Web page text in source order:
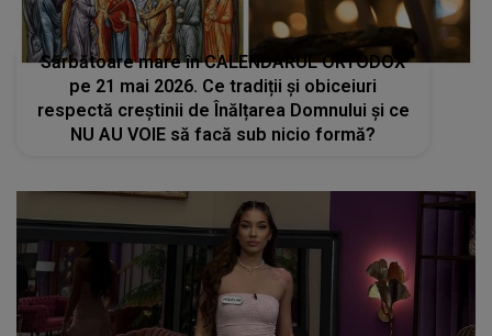
Sărbătoare mare în CALENDARUL ORTODOX
pe 21 mai 2026. Ce tradiții și obiceiuri
respectă creștinii de Înălțarea Domnului și ce
NU AU VOIE să facă sub nicio formă?